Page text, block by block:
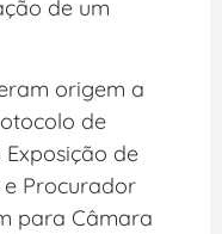
de um
origem a
de
de
Procurador
para Câmara